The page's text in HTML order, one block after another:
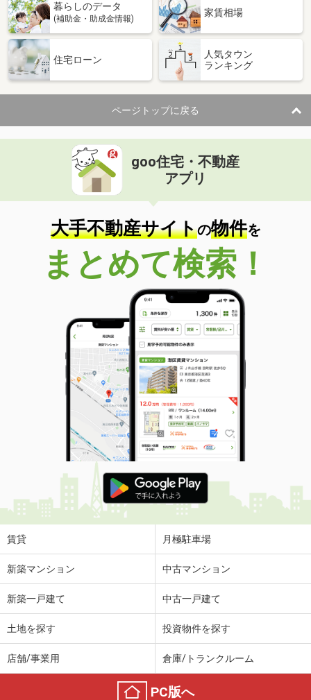
暮らしのデータ
(補助金・助成金情報)
家賃相場
住宅ローン
人気タウン
ランキング
ページトップに戻る
goo住宅・不動産
アプリ
大手不動産サイトの物件を
まとめて検索！
賃貸 月極駐車場
新築マンション 中古マンション
新築一戸建て 中古一戸建て
土地を探す 投資物件を探す
店舗/事業用 倉庫/トランクルーム
PC版へ